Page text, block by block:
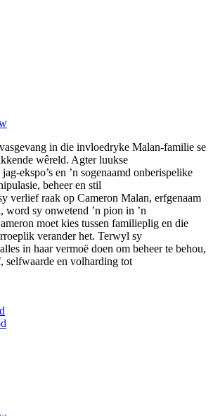
in die invloedryke Malan-familie se
wêreld. Agter luukse
ekspo’s en ’n sogenaamd onberispelike
beheer en stil
verlief raak op Cameron Malan, erfgenaam
word sy onwetend ’n pion in ’n
moet kies tussen familieplig en die
verander het. Terwyl sy
in haar vermoë doen om beheer te behou,
selfwaarde en volharding tot